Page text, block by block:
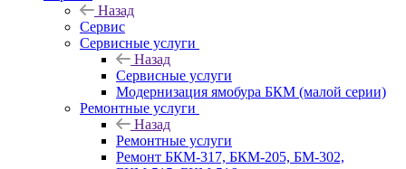
Назад
Сервис
Сервисные услуги
Назад
Сервисные услуги
Модернизация ямобура БКМ (малой серии)
Ремонтные услуги
Назад
Ремонтные услуги
Ремонт БКМ-317, БКМ-205, БМ-302,